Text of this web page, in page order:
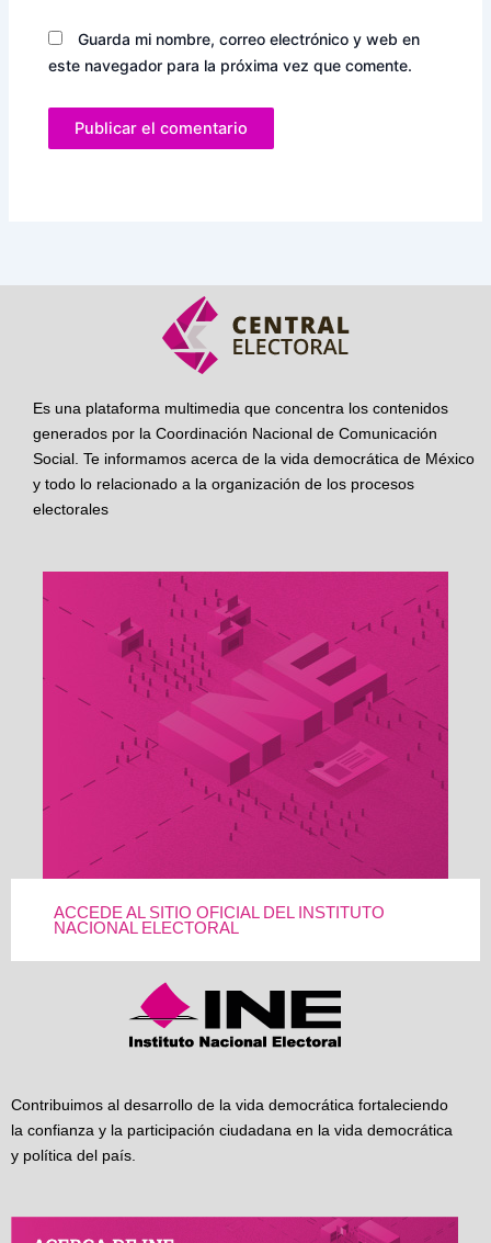
Guarda mi nombre, correo electrónico y web en
este navegador para la próxima vez que comente.
Es una plataforma multimedia que concentra los contenidos
generados por la Coordinación Nacional de Comunicación
Social. Te informamos acerca de la vida democrática de México
y todo lo relacionado a la organización de los procesos
electorales
ACCEDE AL SITIO OFICIAL DEL INSTITUTO
NACIONAL ELECTORAL
Contribuimos al desarrollo de la vida democrática fortaleciendo
la confianza y la participación ciudadana en la vida democrática
y política del país.